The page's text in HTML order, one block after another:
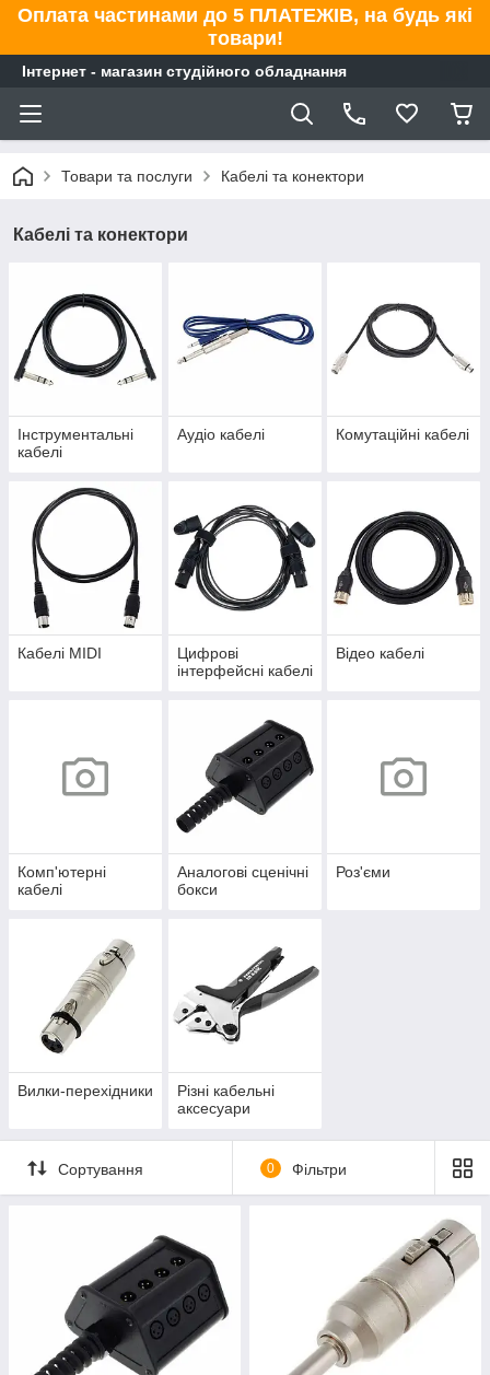
Оплата частинами до 5 ПЛАТЕЖІВ, на будь які
товари!
Інтернет - магазин студійного обладнання
Товари та послуги Кабелі та конектори
Кабелі та конектори
Інструментальні
кабелі
Аудіо кабелі Комутаційні кабелі
Кабелі MIDI
Цифрові
інтерфейсні кабелі
Відео кабелі
Комп'ютерні
кабелі
Аналогові сценічні
бокси
Роз'єми
Вилки-перехідники
Різні кабельні
аксесуари
Сортування 0 Фільтри